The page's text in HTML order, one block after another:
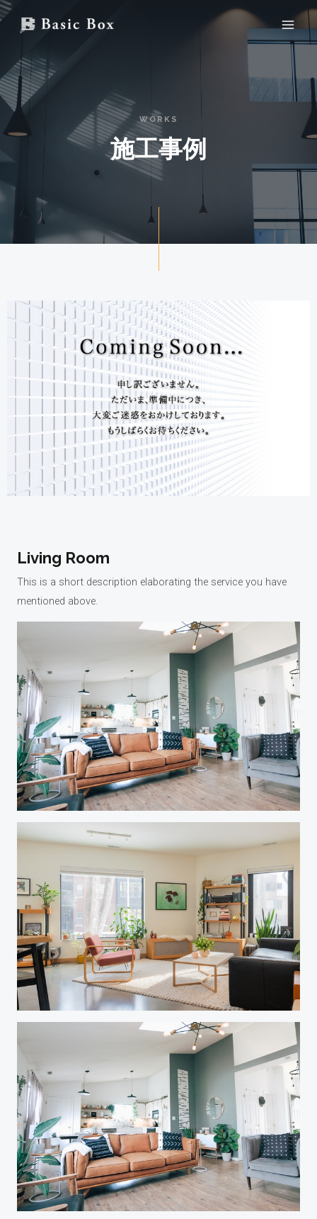
内
キ
ッ
Main
WORKS
施工事例
Living Room
This is a short description elaborating the service you have
mentioned above.​